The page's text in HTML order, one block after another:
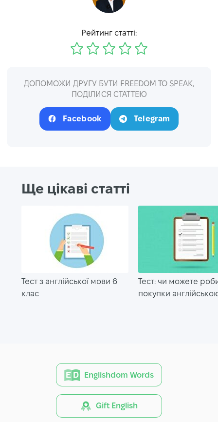
Рейтинг статті:
ДОПОМОЖИ ДРУГУ БУТИ FREEDOM TO SPEAK,
ПОДІЛИСЯ СТАТТЕЮ
Facebook Telegram
Ще цікаві статті
Тест з англійської мови 6
клас
Тест: чи можете
покупки
Englishdom Words
Gift English